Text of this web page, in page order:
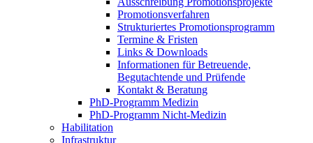
Promotionsverfahren
Strukturiertes Promotionsprogramm
Termine & Fristen
Links & Downloads
Informationen für Betreuende,
Begutachtende und Prüfende
Kontakt & Beratung
PhD-Programm Medizin
PhD-Programm Nicht-Medizin
Habilitation
Infrastruktur